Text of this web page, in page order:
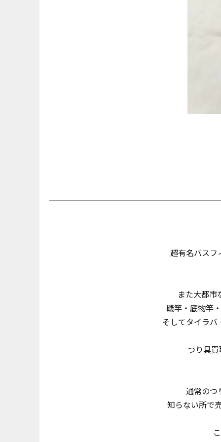
超有名バスフ
また大都市
磯竿・底物竿
そしてタイラバ
つり具買
通常のつ
知らない所で
こ